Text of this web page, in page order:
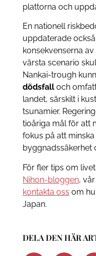
plattorna och
En nationell
uppdaterade
konsekvenserna
värsta scenario
Nankai-trough
dödsfalloch
landet, särskilt i
tsunamier.
tioåriga mål för att
fokus på att
byggnadssäkerhet
För fler tips om
Nihon-bloggen, vår
kontakta oss om
Japan.
DELA DEN HÄR